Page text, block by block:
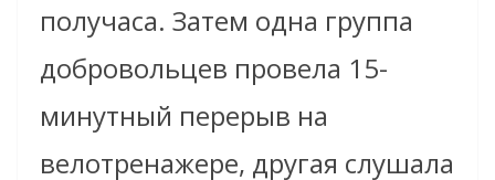
получаса. Затем одна группа
добровольцев провела 15-
минутный перерыв на
велотренажере, другая слушала